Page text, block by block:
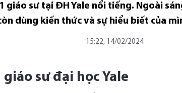
giáo sư tại ĐH Yale nổi tiếng. Ngoài
dùng kiến thức và sự hiểu biết của
15:22, 14/02/2024
sư đại học Yale